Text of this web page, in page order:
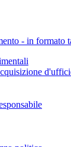
- in formato